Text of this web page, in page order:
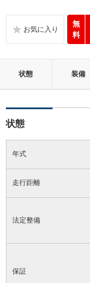
無
料
状態 装備
状態
年式
走行距離
法定整備
保証